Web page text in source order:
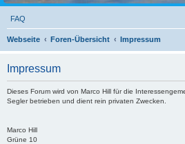
FAQ
Webseite Foren-Übersicht Impressum
Impressum
Dieses Forum wird von Marco Hill für die
Segler betrieben und dient rein privaten Zwecken.
Marco Hill
Grüne 10